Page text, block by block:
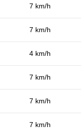
7 km/h
7 km/h
4 km/h
7 km/h
7 km/h
7 km/h